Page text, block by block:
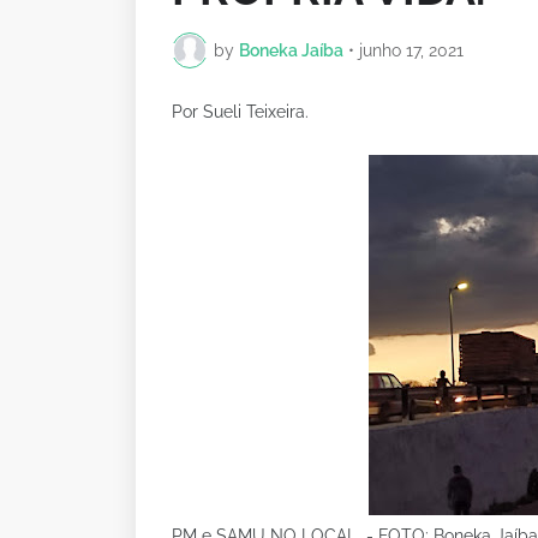
by Boneka Jaíba • junho 17, 2021
Por Sueli Teixeira.